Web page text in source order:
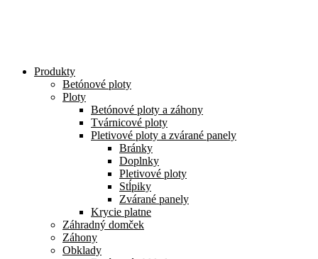
Produkty
Betónové ploty
Ploty
Betónové ploty a záhony
Tvárnicové ploty
Pletivové ploty a zvárané panely
Bránky
Doplnky
Pletivové ploty
Stĺpiky
Zvárané panely
Krycie platne
Záhradný domček
Záhony
Obklady